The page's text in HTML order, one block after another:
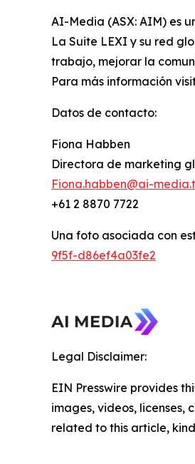
AI-Media (ASX: AIM) es
La Suite LEXI y su red
trabajo, mejorar la
Para más información
Datos de contacto:
Fiona Habben
Directora de marketing
Fiona.habben@ai-
+61 2 8870 7722
Una foto asociada con
9f5f-d86ef4a03fe2
Legal Disclaimer:
EIN Presswire provides
images, videos,
related to this article,